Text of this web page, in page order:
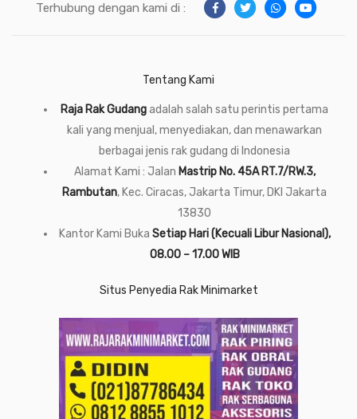
Terhubung dengan kami di :
Tentang Kami
Raja Rak Gudangadalah salah satu perintis pertama
kali yang menjual, menyediakan, dan menawarkan
berbagai jenis rak gudang di Indonesia
Alamat Kami : Jalan Mastrip No. 45A RT.7/RW.3,
Rambutan, Kec. Ciracas, Jakarta Timur, DKI Jakarta
13830
Kantor Kami Buka Setiap Hari (Kecuali Libur Nasional),
08.00 – 17.00 WIB
Situs Penyedia Rak Minimarket